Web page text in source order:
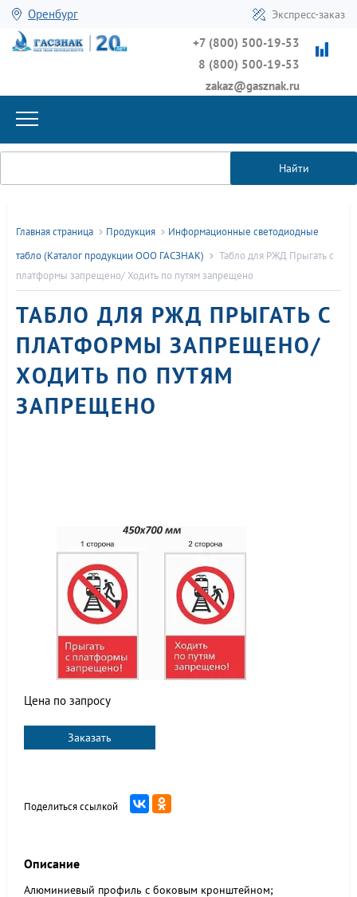
Оренбург Экспресс-заказ
+7 (800) 500-19-53
8 (800) 500-19-53
zakaz@gasznak.ru
Найти
Главная страница Продукция
Информационные светодиодные
табло (Каталог продукции ООО ГАСЗНАК)
Табло для РЖД Прыгать с
платформы запрещено/ Ходить по путям запрещено
ТАБЛО ДЛЯ РЖД ПРЫГАТЬ С
ПЛАТФОРМЫ ЗАПРЕЩЕНО/
ХОДИТЬ ПО ПУТЯМ
ЗАПРЕЩЕНО
Цена по запросу
Заказать
Поделиться ссылкой
Описание
Алюминиевый профиль с боковым кронштейном;